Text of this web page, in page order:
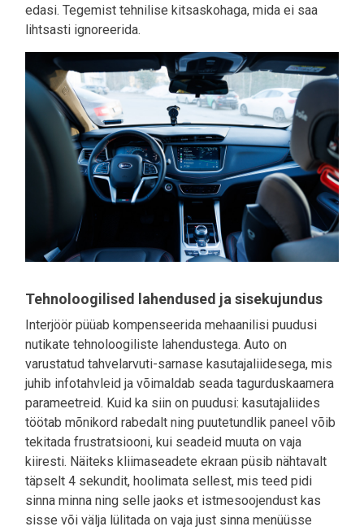
edasi. Tegemist tehnilise kitsaskohaga, mida ei saa
lihtsasti ignoreerida.
Tehnoloogilised lahendused ja sisekujundus
Interjöör püüab kompenseerida mehaanilisi puudusi
nutikate tehnoloogiliste lahendustega. Auto on
varustatud tahvelarvuti-sarnase kasutajaliidesega, mis
juhib infotahvleid ja võimaldab seada tagurduskaamera
parameetreid. Kuid ka siin on puudusi: kasutajaliides
töötab mõnikord rabedalt ning puutetundlik paneel võib
tekitada frustratsiooni, kui seadeid muuta on vaja
kiiresti. Näiteks kliimaseadete ekraan püsib nähtavalt
täpselt 4 sekundit, hoolimata sellest, mis teed pidi
sinna minna ning selle jaoks et istmesoojendust kas
sisse või välja lülitada on vaja just sinna menüüsse